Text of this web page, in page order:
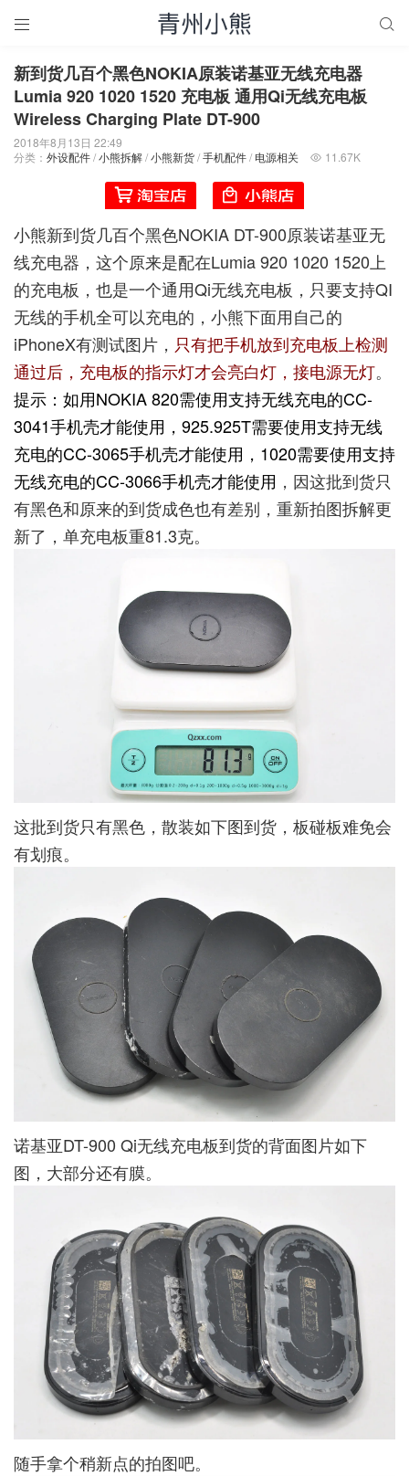
 
新到货几百个黑色NOKIA原装诺基亚无线充电器
Lumia 920 1020 1520 充电板 通用Qi无线充电板
Wireless Charging Plate DT-900
2018年8月13日 22:49
分类： 外设配件/小熊拆解/小熊新货/手机配件/ 电源相关  11.67K
小熊新到货几百个黑色NOKIA DT-900原装诺基亚无
线充电器，这个原来是配在Lumia 920 1020 1520上
的充电板，也是一个通用Qi无线充电板，只要支持QI
无线的手机全可以充电的，小熊下面用自己的
iPhoneX有测试图片， 只有把手机放到充电板上检测
通过后，充电板的指示灯才会亮白灯，接电源无灯。
提示：如用NOKIA 820需使用支持无线充电的CC-
3041手机壳才能使用，925.925T需要使用支持无线
充电的CC-3065手机壳才能使用，1020需要使用支持
无线充电的CC-3066手机壳才能使用 ，因这批到货只
有黑色和原来的到货成色也有差别，重新拍图拆解更
新了，单充电板重81.3克。
这批到货只有黑色，散装如下图到货，板碰板难免会
有划痕。
诺基亚DT-900 Qi无线充电板到货的背面图片如下
图，大部分还有膜。
随手拿个稍新点的拍图吧。